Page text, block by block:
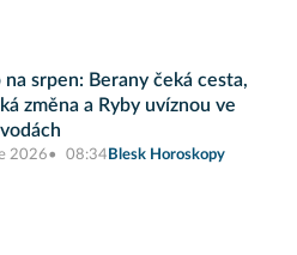
na srpen: Berany čeká cesta,
změna a Ryby uvíznou ve
2026 08:34 Blesk Horoskopy